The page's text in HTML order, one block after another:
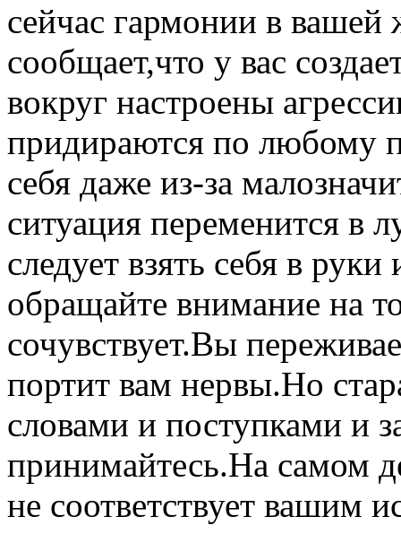
сейчас гармонии в
сообщает,что у вас
вокруг настроены
придираются по любому
себя даже из-за
ситуация переменится в
следует взять себя в
обращайте внимание на
сочувствует.Вы
портит вам нервы.Но
словами и поступками и
принимайтесь.На самом
не соответствует вашим